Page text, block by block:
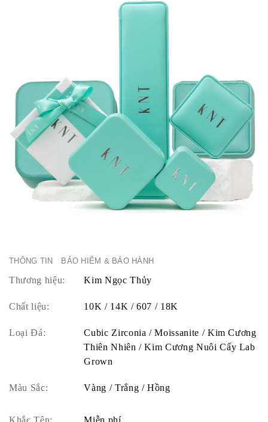
THÔNG TIN BẢO HIỂM & BẢO HÀNH
Thương hiệu: Kim Ngọc Thủy
Chất liệu: 10K / 14K / 607 / 18K
Loại Đá:
Cubic Zirconia / Moissanite / Kim Cương
Thiên Nhiên / Kim Cương Nuôi Cấy Lab
Grown
Màu Sắc: Vàng / Trắng / Hồng
Khắc Tên: Miễn phí